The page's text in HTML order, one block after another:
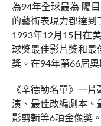
為94年全球最為 矚
的藝術表現力都達到
1993年12月15日在
球獎最佳影片獎和最
獎。在94年第66屆奧
《辛德勒名單》一
演、最佳改編劇本、
影剪輯等6項金像獎